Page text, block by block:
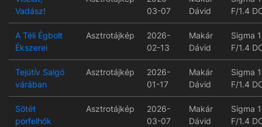
Vadász!
03-07
Dávid
F/1.4
A Téli Égbolt
Ékszerei
Asztrotájkép
2026-
02-13
Makár
Dávid
Sigma
F/1.4
Tejútív Salgó
várában
Asztrotájkép
2026-
01-17
Makár
Dávid
Sigma
F/1.4
Sötét
porfelhők
Asztrotájkép
2026-
03-07
Makár
Dávid
Sigma
F/1.4